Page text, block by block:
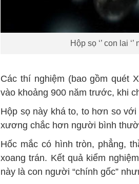
Hộp sọ ‘’ con lai
Các thí nghiệm (bao gồm quét
vào khoảng 900 năm trước, khi
Hộp sọ này khá to, to hơn so
xương chắc hơn người bình
Hốc mắc có hình tròn, phẳng,
xoang trán. Kết quả kiểm
này là con người “chính gốc”